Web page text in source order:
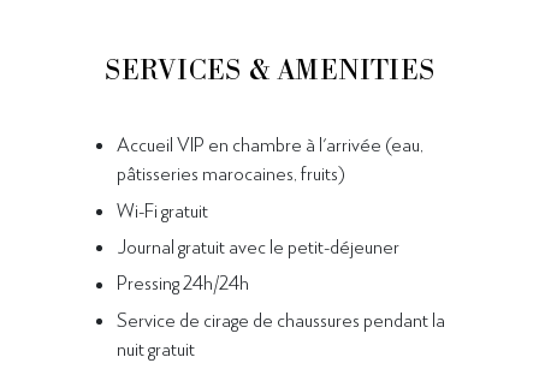
SERVICES & AMENITIES
Accueil VIP en chambre à l'arrivée (eau,
pâtisseries marocaines, fruits)
Wi-Fi gratuit
Journal gratuit avec le petit-déjeuner
Pressing 24h/24h
Service de cirage de chaussures pendant la
nuit gratuit